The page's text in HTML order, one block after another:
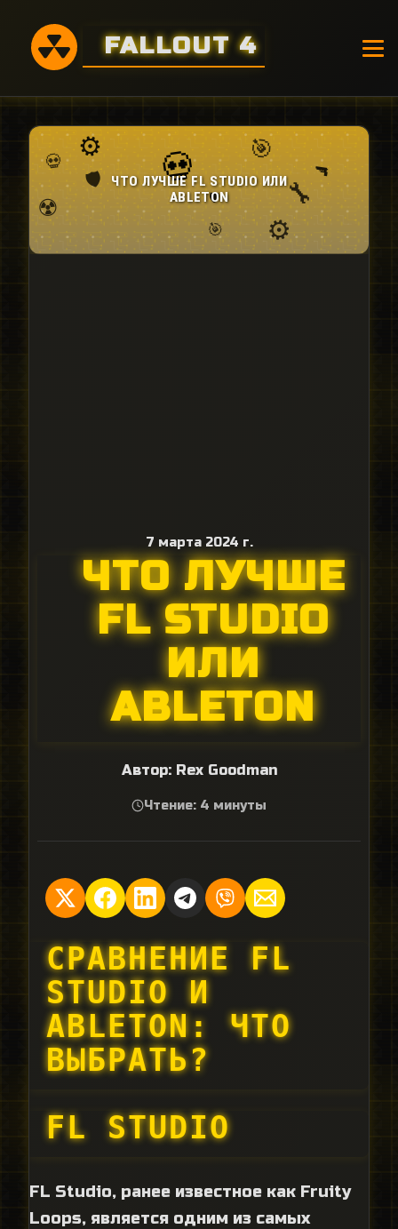
FALLOUT 4
7 марта 2024 г.
ЧТО ЛУЧШЕ
FL STUDIO
ИЛИ
ABLETON
Автор: Rex Goodman
Чтение: 4 минуты
СРАВНЕНИЕ FL
STUDIO И
ABLETON: ЧТО
ВЫБРАТЬ?
FL STUDIO
FL Studio, ранее известное как Fruity
Loops, является одним из самых